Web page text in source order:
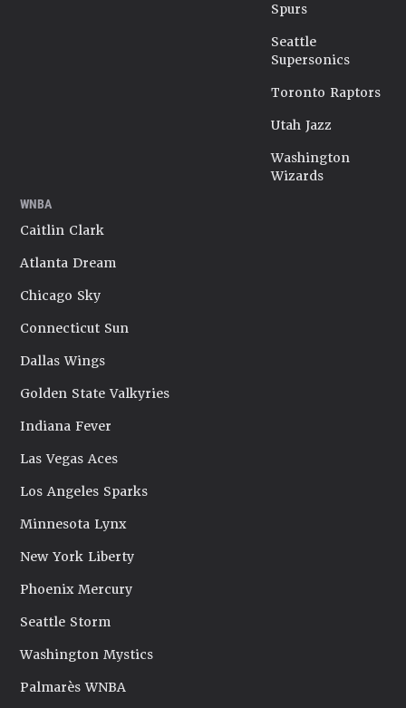
Spurs
Seattle
Supersonics
Toronto Raptors
Utah Jazz
Washington
Wizards
WNBA
Caitlin Clark
Atlanta Dream
Chicago Sky
Connecticut Sun
Dallas Wings
Golden State Valkyries
Indiana Fever
Las Vegas Aces
Los Angeles Sparks
Minnesota Lynx
New York Liberty
Phoenix Mercury
Seattle Storm
Washington Mystics
Palmarès WNBA